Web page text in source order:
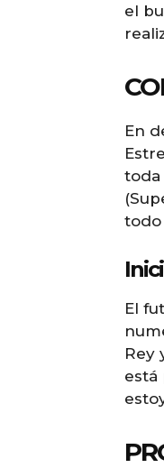
el
En
toda
todo
El
Rey
está